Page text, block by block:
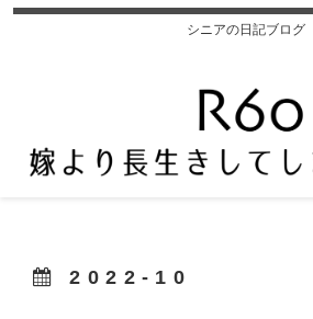
シニアの日記ブログ
2022-10